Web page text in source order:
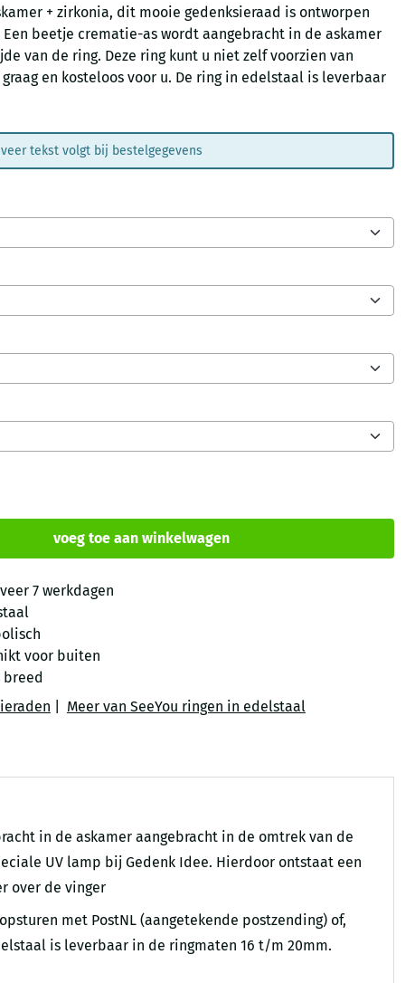
+ zirkonia, dit mooie gedenksieraad is ontworpen
beetje crematie-as wordt aangebracht in de askamer
van de ring. Deze ring kunt u niet zelf voorzien van
en kosteloos voor u. De ring in edelstaal is leverbaar
tekst volgt bij bestelgegevens
voeg toe aan winkelwagen
7 werkdagen
voor buiten
breed
Meer van SeeYou ringen in edelstaal
in de askamer aangebracht in de omtrek van de
UV lamp bij Gedenk Idee. Hierdoor ontstaat een
over de vinger
met PostNL (aangetekende postzending) of,
is leverbaar in de ringmaten 16 t/m 20mm.